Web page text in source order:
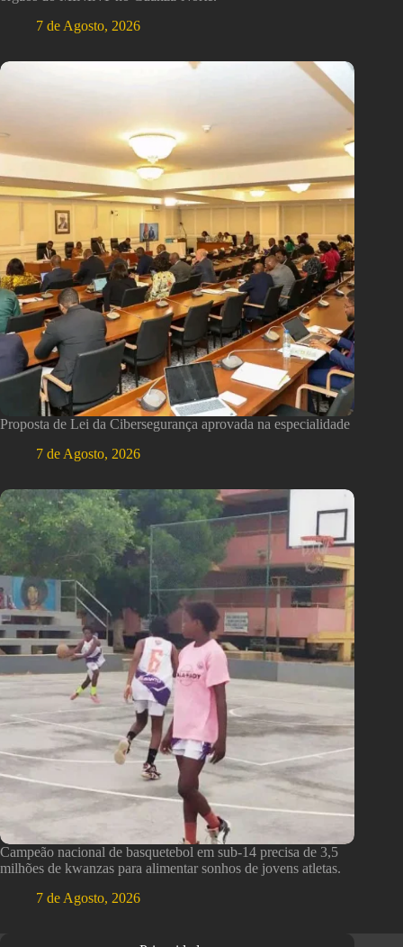
7 de Agosto, 2026
Proposta de Lei da Cibersegurança aprovada na especialidade
7 de Agosto, 2026
Campeão nacional de basquetebol em sub-14 precisa de 3,5
milhões de kwanzas para alimentar sonhos de jovens atletas.
7 de Agosto, 2026